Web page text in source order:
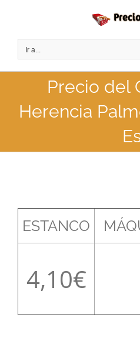
contenido
Ir a...
Precio del
Herencia
ESTANCO
4,10